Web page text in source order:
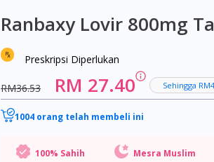
Ranbaxy Lovir 800mg
Preskripsi Diperlukan
RM36.53 RM 27.40 Sehingga
1004 orang telah membeli ini
100% Sahih Mesra Muslim